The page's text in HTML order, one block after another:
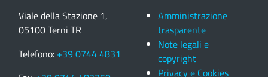
Viale della Stazione 1,
05100 Terni TR
Telefono: +39 0744 4831
Amministrazione
trasparente
Note legali e
copyright
Privacy e Cookies